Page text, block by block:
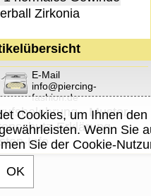
Zirkonia
E-Mail
info@piercing-
fashion.de
- Muster-
Erklärung-
Info
Cookies, um Ihnen den
Wenn Sie
Sie der Cookie-
OK